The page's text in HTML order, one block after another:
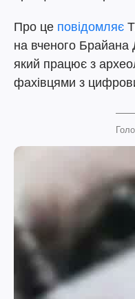
Про це повідомляє
на вченого Брайана
який працює з
фахівцями з